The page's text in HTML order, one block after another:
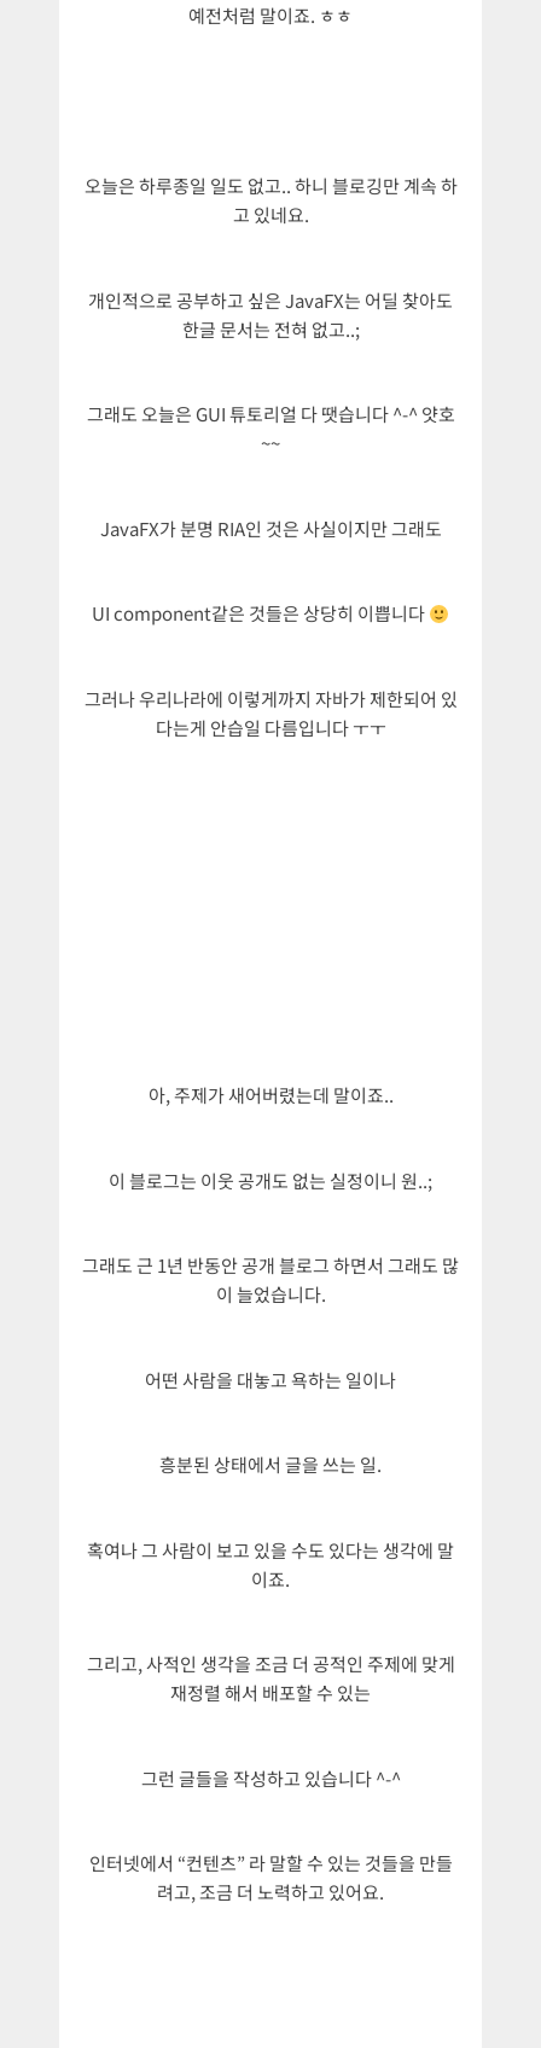
예전처럼 말이죠. ㅎㅎ
오늘은 하루종일 일도 없고.. 하니 블로깅만 계속 하
고 있네요.
개인적으로 공부하고 싶은 JavaFX는 어딜 찾아도
한글 문서는 전혀 없고..;
그래도 오늘은 GUI 튜토리얼 다 땟습니다 ^-^ 얏호
~~
JavaFX가 분명 RIA인 것은 사실이지만 그래도
UI component같은 것들은 상당히 이쁩니다
그러나 우리나라에 이렇게까지 자바가 제한되어 있
다는게 안습일 다름입니다 ㅜㅜ
아, 주제가 새어버렸는데 말이죠..
이 블로그는 이웃 공개도 없는 실정이니 원..;
그래도 근 1년 반동안 공개 블로그 하면서 그래도 많
이 늘었습니다.
어떤 사람을 대놓고 욕하는 일이나
흥분된 상태에서 글을 쓰는 일.
혹여나 그 사람이 보고 있을 수도 있다는 생각에 말
이죠.
그리고, 사적인 생각을 조금 더 공적인 주제에 맞게
재정렬 해서 배포할 수 있는
그런 글들을 작성하고 있습니다 ^-^
인터넷에서 “컨텐츠” 라 말할 수 있는 것들을 만들
려고, 조금 더 노력하고 있어요.